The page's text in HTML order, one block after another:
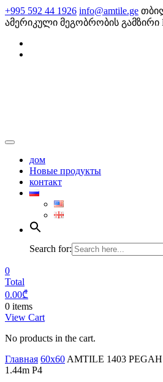
Skip
to
content
+995 592 44 1926 info@amtile.ge
ამერიკული მეგობრობის გამზირი
дом
Новые продукты
контакт
Search for:
0
Total
0.00₾
0 items
View Cart
No products in the cart.
Главная 60x60 AMTILE 1403
1.44m P4